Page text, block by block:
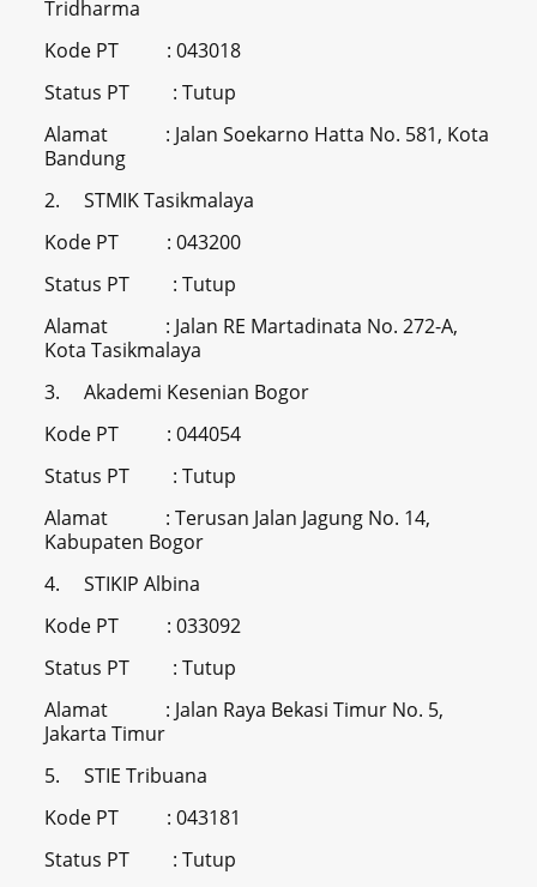
Tridharma
Kode PT : 043018
Status PT : Tutup
Alamat : Jalan Soekarno Hatta No. 581, Kota
Bandung
2. STMIK Tasikmalaya
Kode PT : 043200
Status PT : Tutup
Alamat : Jalan RE Martadinata No. 272-A,
Kota Tasikmalaya
3. Akademi Kesenian Bogor
Kode PT : 044054
Status PT : Tutup
Alamat : Terusan Jalan Jagung No. 14,
Kabupaten Bogor
4. STIKIP Albina
Kode PT : 033092
Status PT : Tutup
Alamat : Jalan Raya Bekasi Timur No. 5,
Jakarta Timur
5. STIE Tribuana
Kode PT : 043181
Status PT : Tutup